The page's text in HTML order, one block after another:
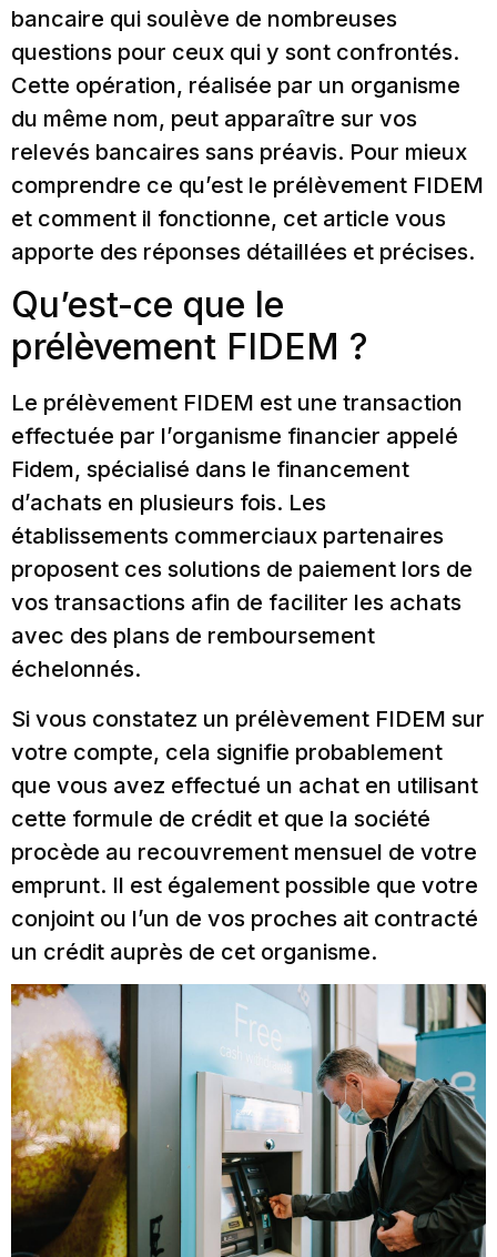
bancaire qui soulève de nombreuses
questions pour ceux qui y sont confrontés.
Cette opération, réalisée par un organisme
du même nom, peut apparaître sur vos
relevés bancaires sans préavis. Pour mieux
comprendre ce qu’est le prélèvement FIDEM
et comment il fonctionne, cet article vous
apporte des réponses détaillées et précises.
Qu’est-ce que le
prélèvement FIDEM ?
Le prélèvement FIDEM est une transaction
effectuée par l’organisme financier appelé
Fidem, spécialisé dans le financement
d’achats en plusieurs fois. Les
établissements commerciaux partenaires
proposent ces solutions de paiement lors de
vos transactions afin de faciliter les achats
avec des plans de remboursement
échelonnés.
Si vous constatez un prélèvement FIDEM sur
votre compte, cela signifie probablement
que vous avez effectué un achat en utilisant
cette formule de crédit et que la société
procède au recouvrement mensuel de votre
emprunt. Il est également possible que votre
conjoint ou l’un de vos proches ait contracté
un crédit auprès de cet organisme.